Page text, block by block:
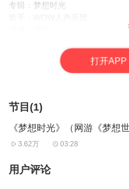
专辑：梦想时光
发行时间：2018.4.8
发行公司：乐动时代（北京）文
【曲目顺序】
1.梦想时光（网游《梦想世界
2.梦想时光（伴奏） 演
打开APP
节目(1)
3.62万 03:28
用户评论